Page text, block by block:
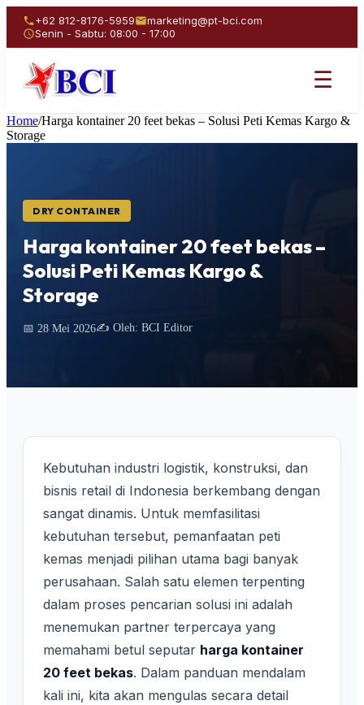
+62 812-8176-5959
marketing@pt-bci.com
Senin - Sabtu: 08:00 - 17:00
☰
Home/Harga kontainer 20 feet bekas – Solusi Peti Kemas Kargo &
Storage
DRY CONTAINER
Harga kontainer 20 feet bekas –
Solusi Peti Kemas Kargo &
Storage
📅 28 Mei 2026✍️ Oleh: BCI Editor
Kebutuhan industri logistik, konstruksi, dan
bisnis retail di Indonesia berkembang dengan
sangat dinamis. Untuk memfasilitasi
kebutuhan tersebut, pemanfaatan peti
kemas menjadi pilihan utama bagi banyak
perusahaan. Salah satu elemen terpenting
dalam proses pencarian solusi ini adalah
menemukan partner terpercaya yang
memahami betul seputar harga kontainer
20 feet bekas. Dalam panduan mendalam
kali ini, kita akan mengulas secara detail